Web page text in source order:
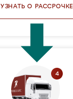
УЗНАТЬ О РАССРОЧКЕ